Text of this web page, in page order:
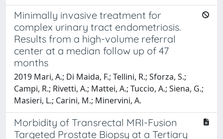
Minimally invasive treatment for
complex urinary tract endometriosis.
Results from a high-volume referral
center at a median follow up of 47
months
2019 Mari, A.; Di Maida, F.; Tellini, R.; Sforza, S.;
Campi, R.; Rivetti, A.; Mattei, A.; Tuccio, A.; Siena, G.;
Masieri, L.; Carini, M.; Minervini, A.
Morbidity of Transrectal MRI-Fusion
Targeted Prostate Biopsy at a Tertiary